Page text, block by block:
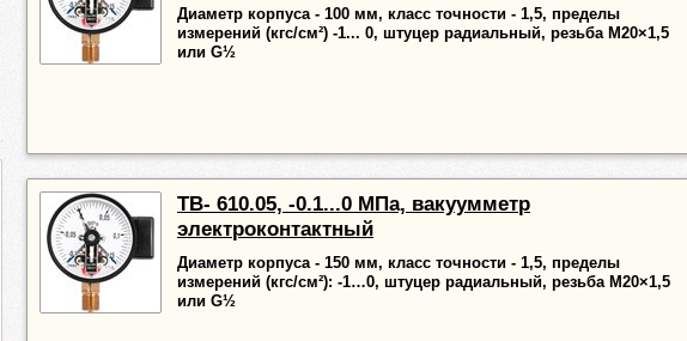
Диаметр корпуса - 100 мм, класс точности - 1,5, пределы
измерений (кгс/см²) -1... 0, штуцер радиальный, резьба М20×1,5
или G½
ТВ- 610.05, -0.1...0 МПа, вакуумметр
электроконтактный
Диаметр корпуса - 150 мм, класс точности - 1,5, пределы
измерений (кгс/см²): -1…0, штуцер радиальный, резьба М20×1,5
или G½